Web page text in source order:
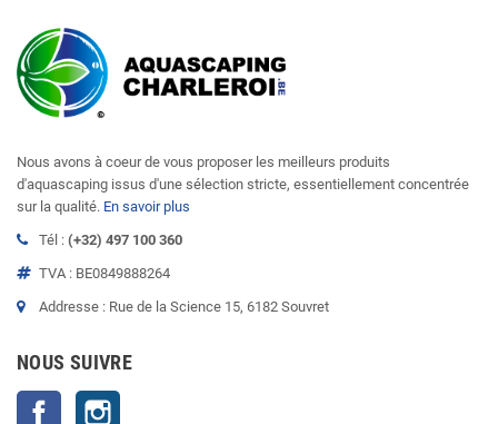
Nous avons à coeur de vous proposer les meilleurs produits
d'aquascaping issus d'une sélection stricte, essentiellement concentrée
sur la qualité. En savoir plus
Tél : (+32) 497 100 360
TVA : BE0849888264
Addresse : Rue de la Science 15, 6182 Souvret
NOUS SUIVRE
Facebook